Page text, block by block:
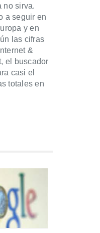
no sirva.
a seguir en
y en
las cifras
&
el buscador
casi el
totales en